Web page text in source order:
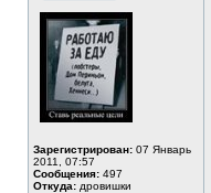
в
сети
Зарегистрирован: 07 Январь
2011, 07:57
Сообщения: 497
Откуда: дровишки